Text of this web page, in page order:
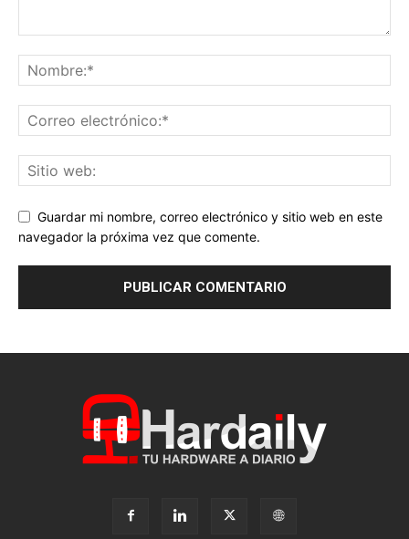
Guardar mi nombre, correo electrónico y sitio web en este
navegador la próxima vez que comente.